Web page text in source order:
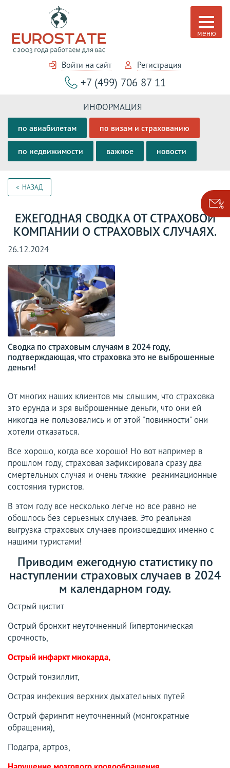
Войти на сайт Регистрация
+7 (499) 706 87 11
ИНФОРМАЦИЯ
по авиабилетам по визам и страхованию
по недвижимости важное новости
НАЗАД
ЕЖЕГОДНАЯ СВОДКА ОТ СТРАХОВОЙ
КОМПАНИИ О СТРАХОВЫХ СЛУЧАЯХ.
26.12.2024
Сводка по страховым случаям в 2024 году,
подтверждающая, что страховка это не выброшенные
деньги!
От многих наших клиентов мы слышим, что страховка
это ерунда и зря выброшенные деньги, что они ей
никогда не пользовались и от этой "повинности" они
хотели отказаться.
Все хорошо, когда все хорошо! Но вот например в
прошлом году, страховая зафиксировала сразу два
смертельных случая и очень тяжкие реанимационные
состояния туристов.
В этом году все несколько легче но все равно не
обошлось без серьезных случаев. Это реальная
выгрузка страховых случаев произошедших именно с
нашими туристами!
Приводим ежегодную статистику по
наступлении страховых случаев в 2024
м календарном году.
Острый цистит
Острый бронхит неуточненный Гипертоническая
срочность,
Острый инфаркт миокарда,
Острый тонзиллит,
Острая инфекция верхних дыхательных путей
Острый фарингит неуточненный (монгократные
обращения),
Подагра, артроз,